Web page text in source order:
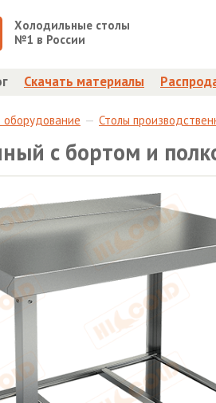
Холодильные столы
№1 в России
Скачать материалы
Столы
с бортом и